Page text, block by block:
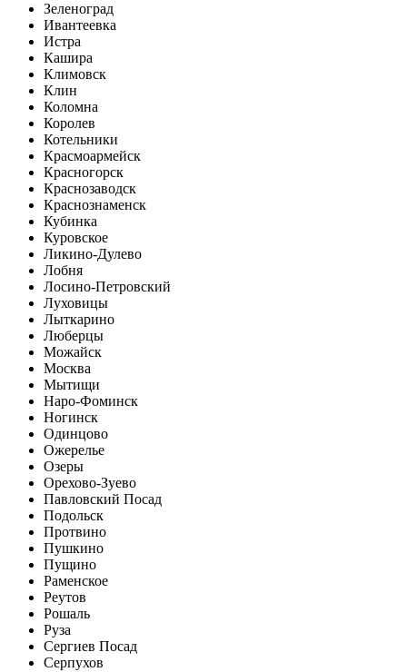
Зеленоград
Ивантеевка
Истра
Кашира
Климовск
Клин
Коломна
Королев
Котельники
Красмоармейск
Красногорск
Краснозаводск
Краснознаменск
Кубинка
Куровское
Ликино-Дулево
Лобня
Лосино-Петровский
Луховицы
Лыткарино
Люберцы
Можайск
Москва
Мытищи
Наро-Фоминск
Ногинск
Одинцово
Ожерелье
Озеры
Орехово-Зуево
Павловский Посад
Подольск
Протвино
Пушкино
Пущино
Раменское
Реутов
Рошаль
Руза
Сергиев Посад
Серпухов